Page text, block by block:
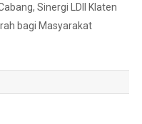
Sinergi LDII Klaten
bagi Masyarakat